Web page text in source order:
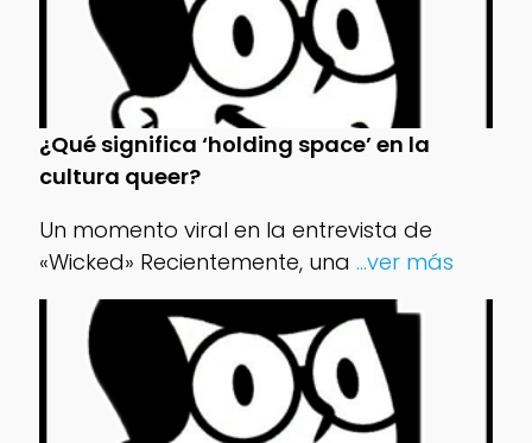
¿Qué significa ‘holding space’ en la
cultura queer?
Un momento viral en la entrevista de
«Wicked» Recientemente, una ...ver más